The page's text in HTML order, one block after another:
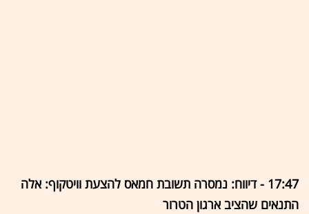
17:47 - דיווח: נמסרה תשובת חמאס להצעת וויטקוף: אלה
התנאים שהציב ארגון הטרור